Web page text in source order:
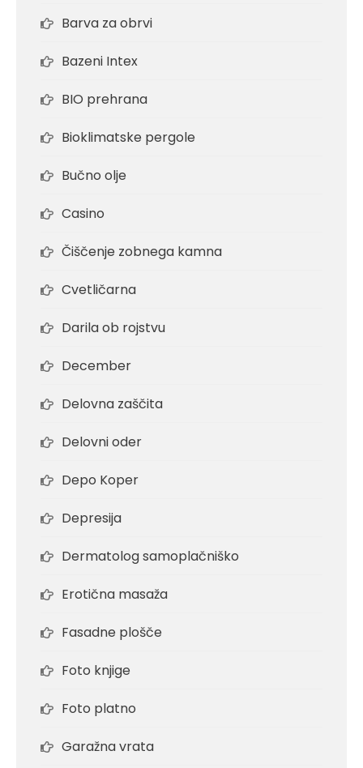
Barva za obrvi
Bazeni Intex
BIO prehrana
Bioklimatske pergole
Bučno olje
Casino
Čiščenje zobnega kamna
Cvetličarna
Darila ob rojstvu
December
Delovna zaščita
Delovni oder
Depo Koper
Depresija
Dermatolog samoplačniško
Erotična masaža
Fasadne plošče
Foto knjige
Foto platno
Garažna vrata